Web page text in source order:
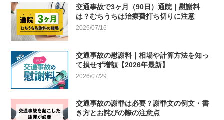
交通事故で3ヶ月（90日）通院｜慰謝料
は？むちうちは治療費打ち切りに注意
2026/07/16
交通事故の慰謝料｜相場や計算方法を知っ
て損せず増額【2026年最新】
2026/07/29
交通事故の謝罪は必要？謝罪文の例文・書
き方とお詫びの際の注意点